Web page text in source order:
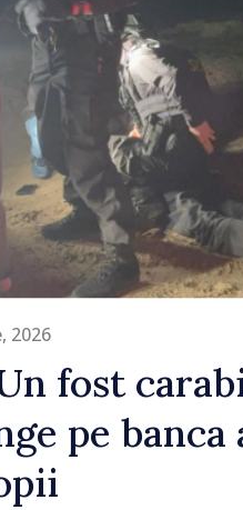
2026
fost
pe
Giurgiulești-
activitatea se
normale